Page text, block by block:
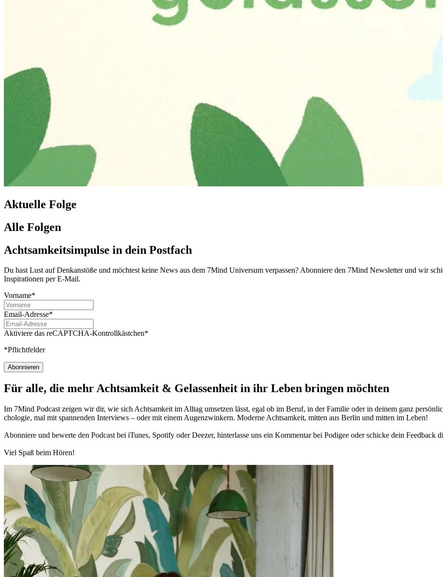
Aktuelle Folge
Alle Folgen
Achtsamkeitsimpulse in dein Postfach
Du hast Lust auf Denkanstöße und möchtest keine News aus dem 7Mind Universum verpassen? Abon­niere den 7Mind News­let­ter und wir
Inspirationen per E-Mail.
Vorname*
Email-Adresse*
Aktiviere das reCAPTCHA-Kontrollkästchen*
*Pflichtfelder
Abonnieren
Für alle, die mehr Acht­sam­keit & Gelas­sen­heit in ihr Leben brin­gen möch­ten
Im 7Mind Pod­cast zeigen wir dir, wie sich Acht­sam­keit im Alltag umset­zen lässt, egal ob im Beruf, in der Fami­lie oder in deinem ganz
cho­lo­gie, mal mit spannenden Interviews – oder mit einem Augen­zwin­kern. Moderne Acht­sam­keit, mitten aus Berlin und mitten im Leben!
Abon­niere und bewerte den Pod­cast bei iTunes, Spo­tify oder Deezer, hin­ter­lasse uns ein Kom­men­tar bei Podigee oder schi­cke dein Feed­back
Viel Spaß beim Hören!